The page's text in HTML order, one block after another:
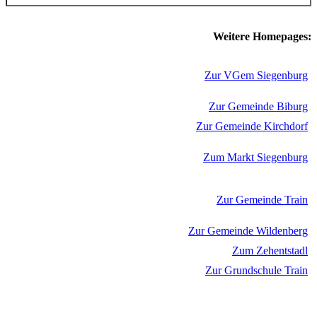
Weitere Homepages:
Zur VGem Siegenburg
Zur Gemeinde Biburg
Zur Gemeinde Kirchdorf
Zum Markt Siegenburg
Zur Gemeinde Train
Zur Gemeinde Wildenberg
Zum Zehentstadl
Zur Grundschule Train